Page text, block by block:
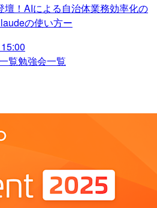
壇！AIによる自治体業務効率化の
の使い方ー
覧勉強会一覧